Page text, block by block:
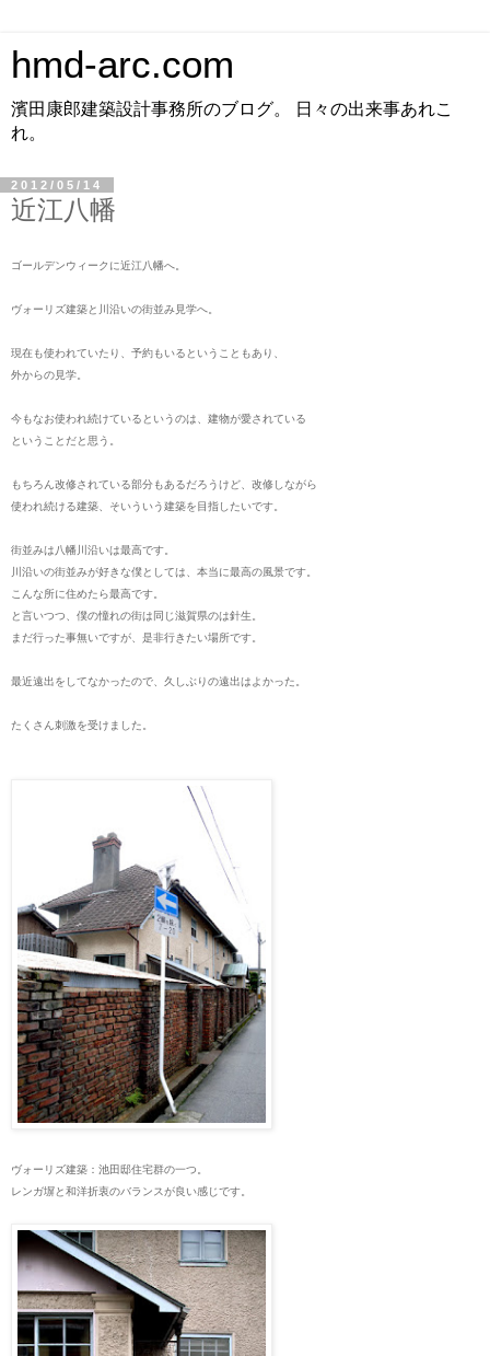
hmd-arc.com
濱田康郎建築設計事務所のブログ。 日々の出来事あれこ
れ。
2012/05/14
近江八幡
ゴールデンウィークに近江八幡へ。
ヴォーリズ建築と川沿いの街並み見学へ。
現在も使われていたり、予約もいるということもあり、
外からの見学。
今もなお使われ続けているというのは、建物が愛されている
ということだと思う。
もちろん改修されている部分もあるだろうけど、改修しながら
使われ続ける建築、そいういう建築を目指したいです。
街並みは八幡川沿いは最高です。
川沿いの街並みが好きな僕としては、本当に最高の風景です。
こんな所に住めたら最高です。
と言いつつ、僕の憧れの街は同じ滋賀県のは針生。
まだ行った事無いですが、是非行きたい場所です。
最近遠出をしてなかったので、久しぶりの遠出はよかった。
たくさん刺激を受けました。
ヴォーリズ建築：池田邸住宅群の一つ。
レンガ塀と和洋折衷のバランスが良い感じです。